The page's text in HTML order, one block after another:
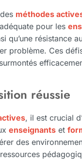
méthodes
pour les
qu’une résistance
problème. Ces
réussie
, il est crucial
enseignants et
des